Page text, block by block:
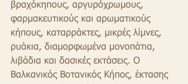
βραχόκηπους, αργυρόχρωμους,
φαρμακευτικούς και αρωματικούς
κήπους, καταρράκτες, μικρές λίμνες,
ρυάκια, διαμορφωμένα μονοπάτια,
λιβάδια και δασικές εκτάσεις. Ο
Βαλκανικός Βοτανικός Κήπος, έκτασης